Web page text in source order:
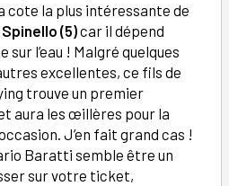
cote la plus intéressante de
Spinello (5)car il dépend
sur l’eau ! Malgré quelques
excellentes, ce fils de
trouve un premier
aura les œillères pour la
J’en fait grand cas !
Baratti semble être un
sur votre ticket,